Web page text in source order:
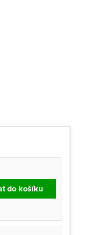
do košíku